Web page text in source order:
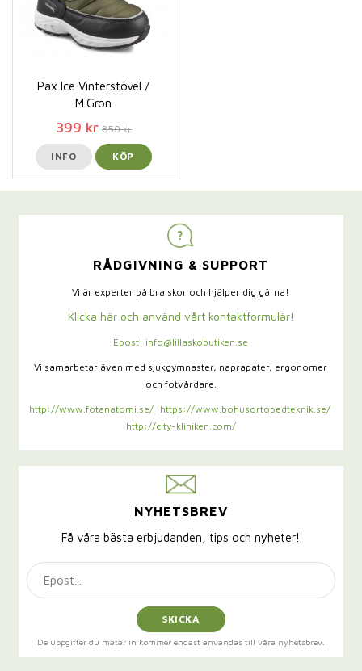
Pax Ice Vinterstövel /
M.Grön
399 kr 850 kr
INFO KÖP
RÅDGIVNING & SUPPORT
Vi är experter på bra skor och hjälper dig gärna!
Klicka här och använd vårt kontaktformulär!
Epost: info@lillaskobutiken.se
Vi samarbetar även med sjukgymnaster, naprapater, ergonomer
och fotvårdare.
http://www.fotanatomi.se/
https://www.bohusortopedteknik.se/
http://city-kliniken.com/
NYHETSBREV
Få våra bästa erbjudanden, tips och nyheter!
SKICKA
De uppgifter du matar in kommer endast användas till våra nyhetsbrev.